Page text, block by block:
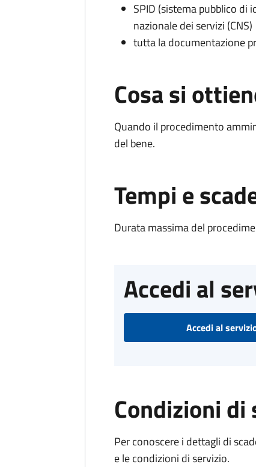
SPID (sistema pubblico di
nazionale dei servizi (CNS)
tutta la documentazione
Cosa si
Quando il procedimento
del bene.
Tempi e
Durata massima del
Accedi al
Accedi al
Condizioni di
Per conoscere i dettagli di
e le condizioni di servizio.